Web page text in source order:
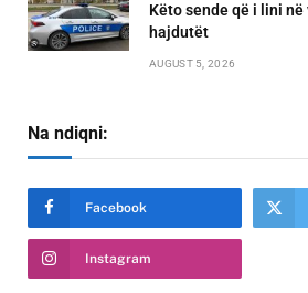
Këto sende që i lini
hajdutët
AUGUST 5, 2026
Na ndiqni:
Facebook
Instagram